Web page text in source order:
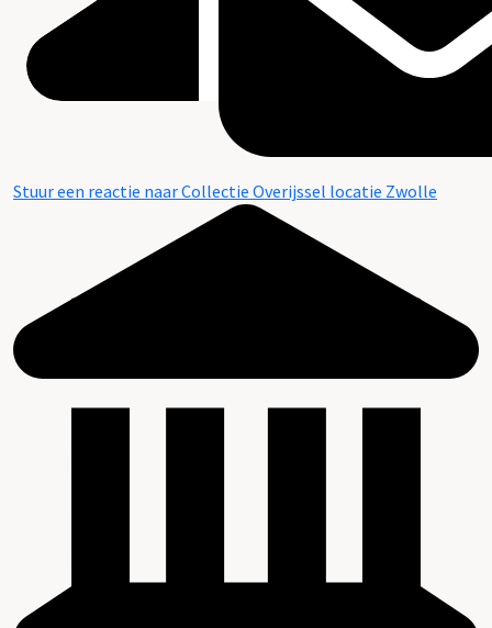
Stuur een reactie naar Collectie Overijssel locatie Zwolle